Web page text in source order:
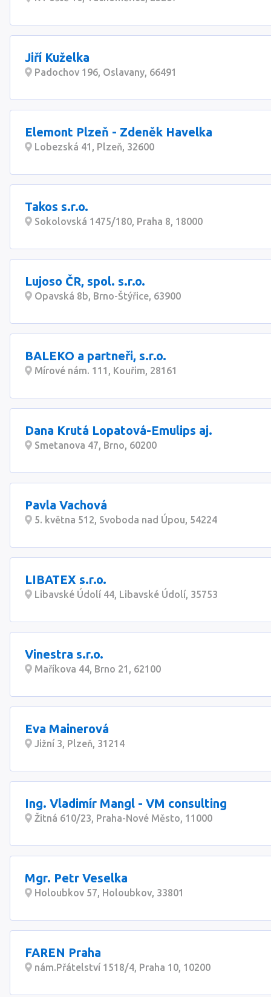
Jiří Kuželka
Padochov 196, Oslavany, 66491
Elemont Plzeň - Zdeněk Havelka
Lobezská 41, Plzeň, 32600
Takos s.r.o.
Sokolovská 1475/180, Praha 8, 18000
Lujoso ČR, spol. s.r.o.
Opavská 8b, Brno-Štýřice, 63900
BALEKO a partneři, s.r.o.
Mírové nám. 111, Kouřim, 28161
Dana Krutá Lopatová-Emulips aj.
Smetanova 47, Brno, 60200
Pavla Vachová
5. května 512, Svoboda nad Úpou, 54224
LIBATEX s.r.o.
Libavské Údolí 44, Libavské Údolí, 35753
Vinestra s.r.o.
Maříkova 44, Brno 21, 62100
Eva Mainerová
Jižní 3, Plzeň, 31214
Ing. Vladimír Mangl - VM consulting
Žitná 610/23, Praha-Nové Město, 11000
Mgr. Petr Veselka
Holoubkov 57, Holoubkov, 33801
FAREN Praha
nám.Přátelství 1518/4, Praha 10, 10200